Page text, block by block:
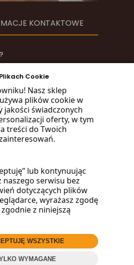
Cookie
Nasz sklep
plików cookie w
jakości świadczonych
oferty, w tym
treści do Twoich
lub kontynuując
naszego serwisu bez
dotyczących plików
wyrażasz zgodę
z niniejszą
WSZYSTKIE
WYMAGANE
KONTAKTOWE